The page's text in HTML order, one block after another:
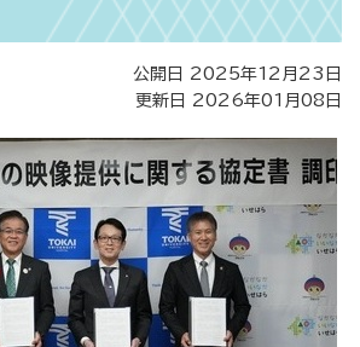
公開日 2025年12月23日
更新日 2026年01月08日